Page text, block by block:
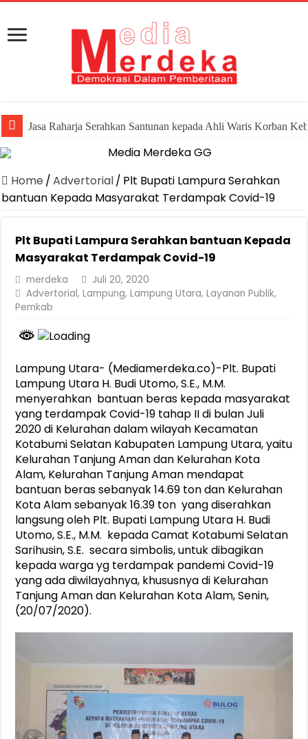
Jasa Raharja Serahkan Santunan kepada Ahli Waris Korban
Home /Advertorial/ Plt Bupati Lampura Serahkan
bantuan Kepada Masyarakat Terdampak Covid-19
Plt Bupati Lampura Serahkan bantuan Kepada
Masyarakat Terdampak Covid-19
merdeka
Juli 20, 2020
Advertorial,Lampung,Lampung Utara,Layanan Publik,
Pemkab
Lampung Utara- (Mediamerdeka.co)-Plt. Bupati
Lampung Utara H. Budi Utomo, S.E., M.M.
menyerahkan bantuan beras kepada masyarakat
yang terdampak Covid-19 tahap II di bulan Juli
2020 di Kelurahan dalam wilayah Kecamatan
Kotabumi Selatan Kabupaten Lampung Utara, yaitu
Kelurahan Tanjung Aman dan Kelurahan Kota
Alam, Kelurahan Tanjung Aman mendapat
bantuan beras sebanyak 14.69 ton dan Kelurahan
Kota Alam sebanyak 16.39 ton yang diserahkan
langsung oleh Plt. Bupati Lampung Utara H. Budi
Utomo, S.E., M.M. kepada Camat Kotabumi Selatan
Sarihusin, S.E. secara simbolis, untuk dibagikan
kepada warga yg terdampak pandemi Covid-19
yang ada diwilayahnya, khususnya di Kelurahan
Tanjung Aman dan Kelurahan Kota Alam, Senin,
(20/07/2020).